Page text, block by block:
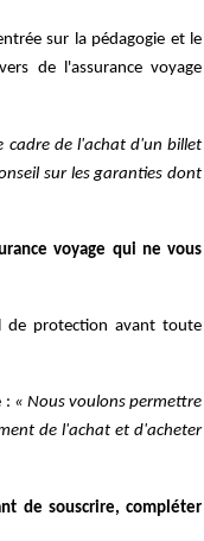
sur la pédagogie et le
de l'assurance voyage
cadre de l'achat d'un billet
sur les garanties dont
voyage qui ne vous
de protection avant toute
: « Nous voulons permettre
de l'achat et d'acheter
de souscrire, compléter